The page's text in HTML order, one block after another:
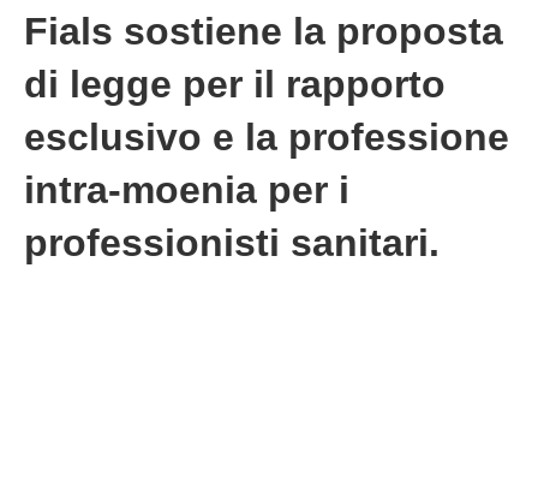
Fials sostiene la proposta
di legge per il rapporto
esclusivo e la professione
intra-moenia per i
professionisti sanitari.